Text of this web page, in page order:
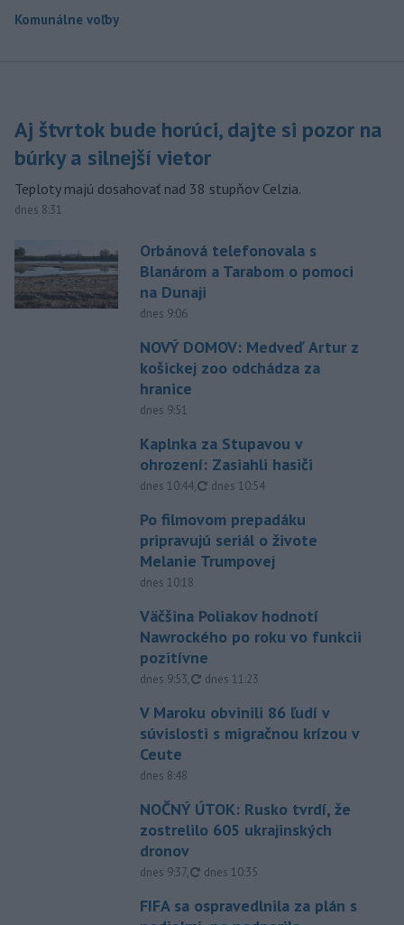
Komunálne voľby
Aj štvrtok bude horúci, dajte si pozor na
búrky a silnejší vietor
Teploty majú dosahovať nad 38 stupňov Celzia.
dnes 8:31
Orbánová telefonovala s
Blanárom a Tarabom o pomoci
na Dunaji
dnes 9:06
NOVÝ DOMOV: Medveď Artur z
košickej zoo odchádza za
hranice
dnes 9:51
Kaplnka za Stupavou v
ohrození: Zasiahli hasiči
dnes 10:44, aktualizované
dnes 10:54
Po filmovom prepadáku
pripravujú seriál o živote
Melanie Trumpovej
dnes 10:18
Väčšina Poliakov hodnotí
Nawrockého po roku vo funkcii
pozitívne
dnes 9:53, aktualizované
dnes 11:23
V Maroku obvinili 86 ľudí v
súvislosti s migračnou krízou v
Ceute
dnes 8:48
NOČNÝ ÚTOK: Rusko tvrdí, že
zostrelilo 605 ukrajinských
dronov
dnes 9:37, aktualizované
dnes 10:35
FIFA sa ospravedlnila za plán s